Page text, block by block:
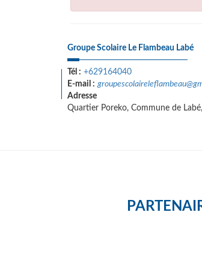
Groupe Scolaire Le Flambeau Labé
Tél : +629164040
E-mail :
Adresse
Quartier Poreko, Commune de